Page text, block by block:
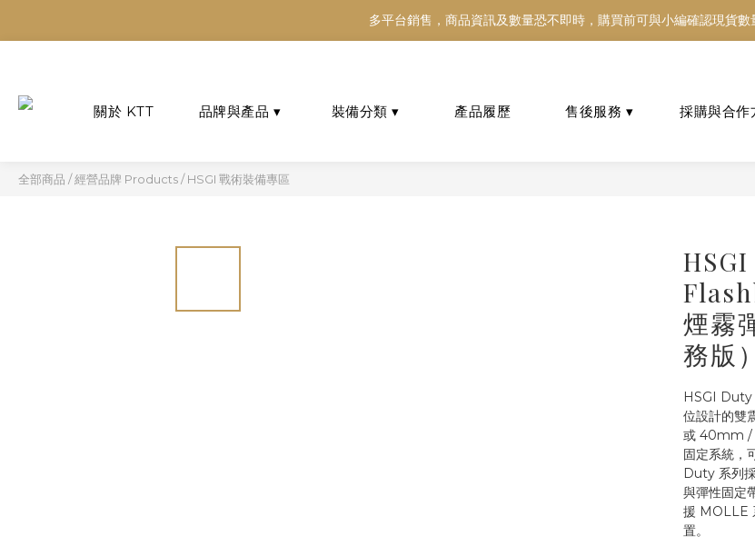
多平台銷售，商品資訊及數量恐不即時，購買前可與小編確認現貨數
多平台銷售，商品資訊及數量恐不即時，購買前可與小編確認現貨數
多平台銷售，商品資訊及數量恐不即時，購買前可與小編確認現貨數
全部商品 /經營品牌 Products/HSGI 戰術裝備專區
煙霧
務版）
HSGI Duty
位設計的雙
或 40mm /
固定系統，
Duty 系列
與彈性固定
援 MOLLE
置。